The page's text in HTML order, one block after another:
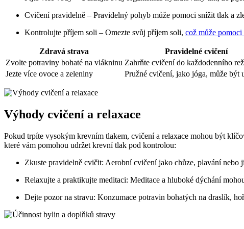
Cvičení pravidelně – Pravidelný pohyb může pomoci snížit tlak a
Kontrolujte příjem soli – Omezte svůj příjem soli, což může
Zdravá strava Pravidelné cvičení
Zvolte potraviny bohaté na vlákninu Zahrňte cvičení do každodenního
Jezte více ovoce a zeleniny
Pružné cvičení, jako jóga, může být
Výhody cvičení a relaxace
Pokud trpíte vysokým krevním tlakem, cvičení a relaxace mohou být
které vám pomohou udržet krevní tlak pod kontrolou:
Zkuste pravidelně cvičit: Aerobní cvičení jako chůze, plavání nebo
Relaxujte a praktikujte meditaci: Meditace a hluboké dýchání
Dejte pozor na stravu: Konzumace potravin bohatých na draslík,